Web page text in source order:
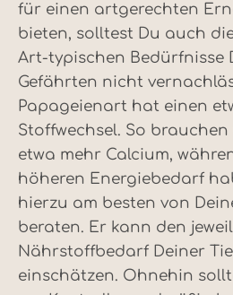
für einen artgerechten
bieten, solltest Du auch
Art-typischen Bedürfnisse
Gefährten nicht
Papageienart hat einen
Stoffwechsel. So
etwa mehr Calcium,
höheren Energiebedarf
hierzu am besten von
beraten. Er kann den
Nährstoffbedarf Deiner
einschätzen. Ohnehin